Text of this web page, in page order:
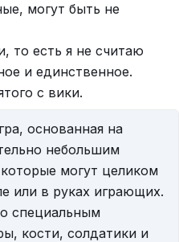
могут быть не
то есть я не считаю
и единственное.
с вики.
основанная на
небольшим
могут целиком
или в руках играющих.
специальным
кости, солдатики и